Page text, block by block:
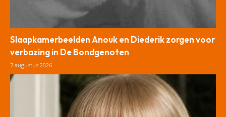
Slaapkamerbeelden Anouk en Diederik zorgen voor
verbazing in De Bondgenoten
7 augustus 2026